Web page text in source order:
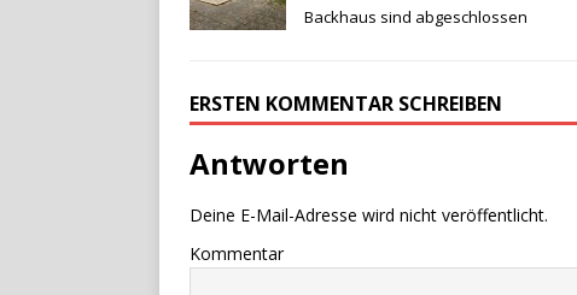
Backhaus sind abgeschlossen
ERSTEN KOMMENTAR SCHREIBEN
Antworten
Deine E-Mail-Adresse wird nicht veröffentlicht.
Kommentar